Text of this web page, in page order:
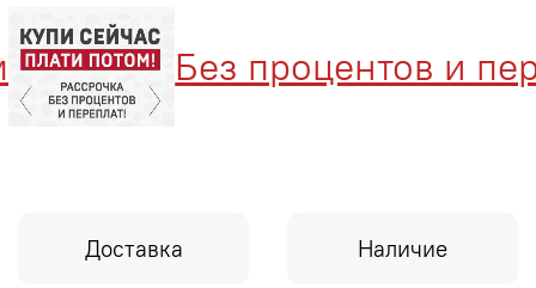
Без процентов и
Доставка Наличие